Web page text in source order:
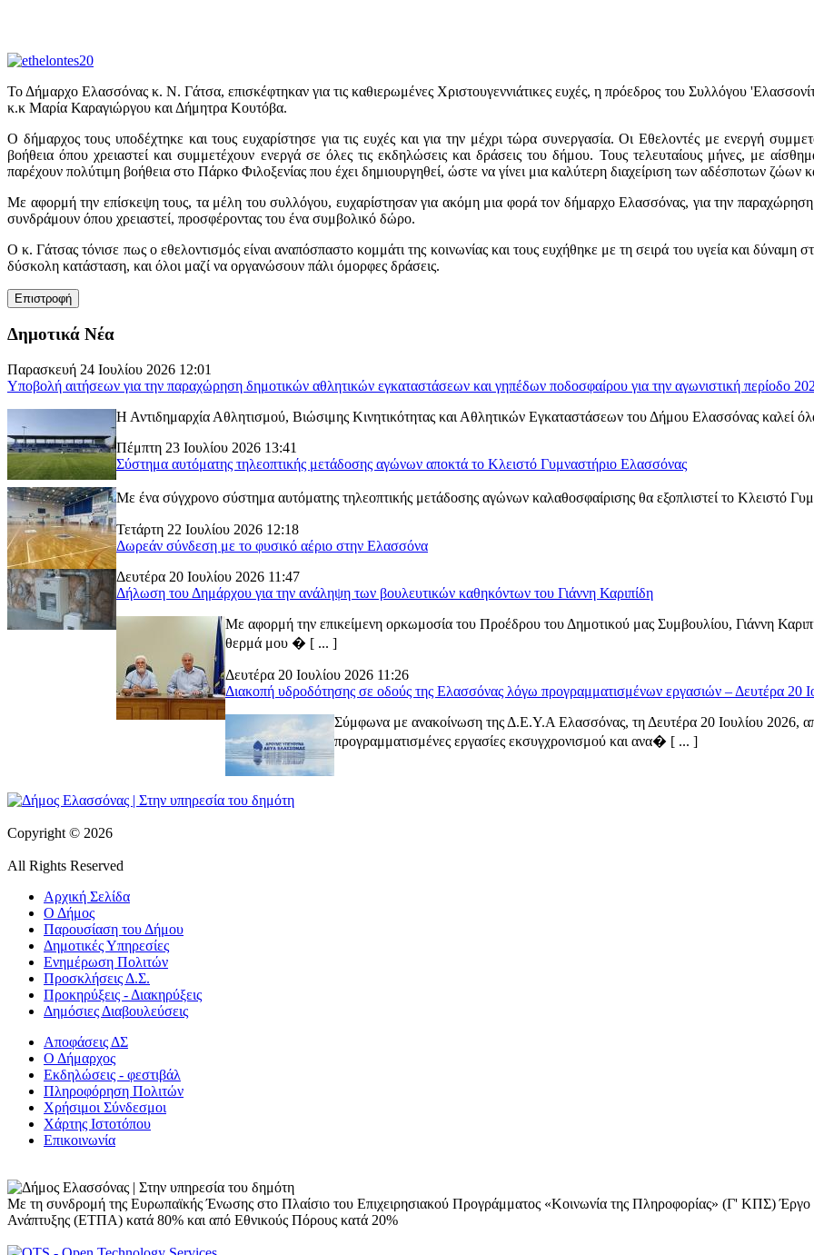
Το Δήμαρχο Ελασσόνας κ. Ν. Γάτσα, επισκέφτηκαν για τις καθιερωμένες Χριστουγεννιάτικες ευχές, η πρόεδρος του Συλλόγου
κ.κ Μαρία Καραγιώργου και Δήμητρα Κουτόβα.
Ο δήμαρχος τους υποδέχτηκε και τους ευχαρίστησε για τις ευχές και για την μέχρι τώρα συνεργασία. Οι Εθελοντές με ενεργή
βοήθεια όπου χρειαστεί και συμμετέχουν ενεργά σε όλες τις εκδηλώσεις και δράσεις του δήμου. Τους τελευταίους μήνες, με
παρέχουν πολύτιμη βοήθεια στο Πάρκο Φιλοξενίας που έχει δημιουργηθεί, ώστε να γίνει μια καλύτερη διαχείριση των αδέσποτων ζώων
Με αφορμή την επίσκεψη τους, τα μέλη του συλλόγου, ευχαρίστησαν για ακόμη μια φορά τον δήμαρχο Ελασσόνας, για την
συνδράμουν όπου χρειαστεί, προσφέροντας του ένα συμβολικό δώρο.
Ο κ. Γάτσας τόνισε πως ο εθελοντισμός είναι αναπόσπαστο κομμάτι της κοινωνίας και τους ευχήθηκε με τη σειρά του υγεία και δύναμη
δύσκολη κατάσταση, και όλοι μαζί να οργανώσουν πάλι όμορφες δράσεις.
Δημοτικά Νέα
Παρασκευή 24 Ιουλίου 2026 12:01
Υποβολή αιτήσεων για την παραχώρηση δημοτικών αθλητικών εγκαταστάσεων και γηπέδων ποδοσφαίρου για την αγωνιστική περίοδο
Η Αντιδημαρχία Αθλητισμού, Βιώσιμης Κινητικότητας και Αθλητικών Εγκαταστάσεων του Δήμου Ελασσόνας καλεί
Πέμπτη 23 Ιουλίου 2026 13:41
Σύστημα αυτόματης τηλεοπτικής μετάδοσης αγώνων αποκτά το Κλειστό Γυμναστήριο Ελασσόνας
Με ένα σύγχρονο σύστημα αυτόματης τηλεοπτικής μετάδοσης αγώνων καλαθοσφαίρισης θα εξοπλιστεί το Κλειστό
Τετάρτη 22 Ιουλίου 2026 12:18
Δωρεάν σύνδεση με το φυσικό αέριο στην Ελασσόνα
Δευτέρα 20 Ιουλίου 2026 11:47
Δήλωση του Δημάρχου για την ανάληψη των βουλευτικών καθηκόντων του Γιάννη Καριπίδη
Με αφορμή την επικείμενη ορκωμοσία του Προέδρου του Δημοτικού μας Συμβουλίου, Γιάννη
θερμά μου � [ ... ]
Δευτέρα 20 Ιουλίου 2026 11:26
Διακοπή υδροδότησης σε οδούς της Ελασσόνας λόγω προγραμματισμένων εργασιών – Δευτέρα 20
Σύμφωνα με ανακοίνωση της Δ.Ε.Υ.Α Ελασσόνας, τη Δευτέρα 20 Ιουλίου 2026,
προγραμματισμένες εργασίες εκσυγχρονισμού και ανα� [ ... ]
Copyright © 2026
All Rights Reserved
Αρχική Σελίδα
Ο Δήμος
Παρουσίαση του Δήμου
Δημοτικές Υπηρεσίες
Ενημέρωση Πολιτών
Προσκλήσεις Δ.Σ.
Προκηρύξεις - Διακηρύξεις
Δημόσιες Διαβουλεύσεις
Αποφάσεις ΔΣ
Ο Δήμαρχος
Εκδηλώσεις - φεστιβάλ
Πληροφόρηση Πολιτών
Χρήσιμοι Σύνδεσμοι
Χάρτης Ιστοτόπου
Επικοινωνία
Με τη συνδρομή της Ευρωπαϊκής Ένωσης στο Πλαίσιο του Επιχειρησιακού Προγράμματος «Κοινωνία της Πληροφορίας» (Γ' ΚΠΣ)
Ανάπτυξης (ΕΤΠΑ) κατά 80% και από Εθνικούς Πόρους κατά 20%